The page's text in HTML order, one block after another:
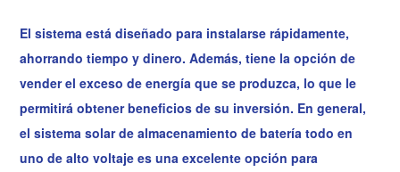
El sistema está diseñado para instalarse rápidamente,
ahorrando tiempo y dinero. Además, tiene la opción de
vender el exceso de energía que se produzca, lo que le
permitirá obtener beneficios de su inversión. En general,
el sistema solar de almacenamiento de batería todo en
uno de alto voltaje es una excelente opción para